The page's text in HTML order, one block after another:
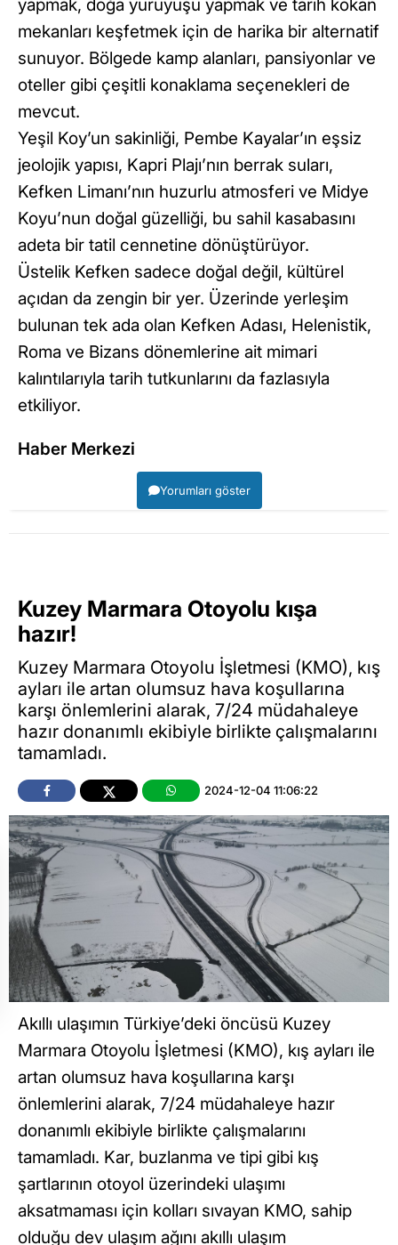
yapmak, doğa yürüyüşü yapmak ve tarih kokan
mekanları keşfetmek için de harika bir alternatif
sunuyor. Bölgede kamp alanları, pansiyonlar ve
oteller gibi çeşitli konaklama seçenekleri de
mevcut.
Yeşil Koy’un sakinliği, Pembe Kayalar’ın eşsiz
jeolojik yapısı, Kapri Plajı’nın berrak suları,
Kefken Limanı’nın huzurlu atmosferi ve Midye
Koyu’nun doğal güzelliği, bu sahil kasabasını
adeta bir tatil cennetine dönüştürüyor.
Üstelik Kefken sadece doğal değil, kültürel
açıdan da zengin bir yer. Üzerinde yerleşim
bulunan tek ada olan Kefken Adası, Helenistik,
Roma ve Bizans dönemlerine ait mimari
kalıntılarıyla tarih tutkunlarını da fazlasıyla
etkiliyor.
Haber Merkezi
Yorumları göster
Kuzey Marmara Otoyolu kışa
hazır!
Kuzey Marmara Otoyolu İşletmesi (KMO), kış
ayları ile artan olumsuz hava koşullarına
karşı önlemlerini alarak, 7/24 müdahaleye
hazır donanımlı ekibiyle birlikte çalışmalarını
tamamladı.
2024-12-04 11:06:22
Akıllı ulaşımın Türkiye’deki öncüsü Kuzey
Marmara Otoyolu İşletmesi (KMO), kış ayları ile
artan olumsuz hava koşullarına karşı
önlemlerini alarak, 7/24 müdahaleye hazır
donanımlı ekibiyle birlikte çalışmalarını
tamamladı. Kar, buzlanma ve tipi gibi kış
şartlarının otoyol üzerindeki ulaşımı
aksatmaması için kolları sıvayan KMO, sahip
olduğu dev ulaşım ağını akıllı ulaşım